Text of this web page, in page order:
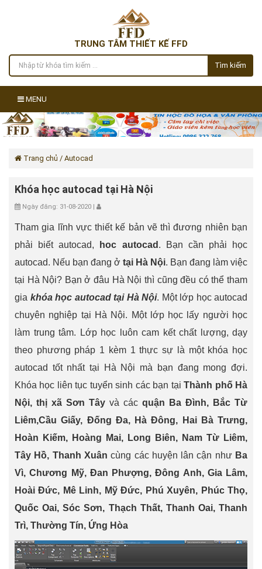
TRUNG TÂM THIẾT KẾ FFD
Tìm kiếm
MENU
Trang chủ / Autocad
Khóa học autocad tại Hà Nội
Ngày đăng: 31-08-2020 |
Tham gia lĩnh vực thiết kế bản vẽ thì đương nhiên bạn
phải biết autocad,
hoc autocad . Bạn cần phải học
autocad. Nếu bạn đang ở tại Hà Nội. Bạn đang làm việc
tại Hà Nội? Bạn ở đâu Hà Nội thì cũng đều có thể tham
gia khóa học autocad tại Hà Nội. Một lớp học autocad
chuyên nghiệp tại Hà Nội. Một lớp học lấy người học
làm trung tâm. Lớp học luôn cam kết chất lượng, dạy
theo phương pháp 1 kèm 1 thực sự là một khóa học
autocad tốt nhất tại Hà Nội mà bạn đang mong đợi.
Khóa học liên tục tuyển sinh các bạn tạiThành phố Hà
Nội, thị xã Sơn Tây và các quận Ba Đình, Bắc Từ
Liêm,Cầu Giấy, Đống Đa, Hà Đông, Hai Bà Trưng,
Hoàn Kiếm, Hoàng Mai, Long Biên, Nam Từ Liêm,
Tây Hồ, Thanh Xuân cùng các huyện lân cận như Ba
Vì, Chương Mỹ, Đan Phượng, Đông Anh, Gia Lâm,
Hoài Đức, Mê Linh, Mỹ Đức, Phú Xuyên, Phúc Thọ,
Quốc Oai, Sóc Sơn, Thạch Thất, Thanh Oai, Thanh
Trì, Thường Tín, Ứng Hòa